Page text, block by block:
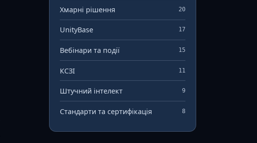
Хмарні рішення 20
UnityBase 17
Вебінари та події 15
КСЗІ 11
Штучний інтелект 9
Стандарти та сертифікація 8